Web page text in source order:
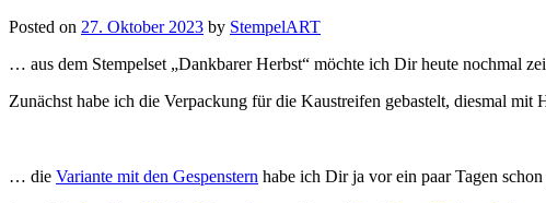
Posted on 27. Oktober 2023 by StempelART
… aus dem Stempelset „Dankbarer Herbst“ möchte ich Dir heute nochmal
Zunächst habe ich die Verpackung für die Kaustreifen gebastelt, diesmal
… die Variante mit den Gespenstern habe ich Dir ja vor ein paar Tagen